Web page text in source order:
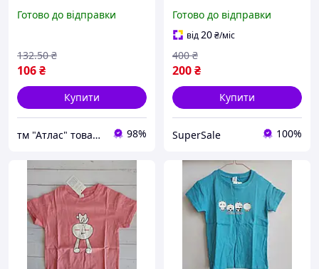
Готово до відправки
106₴
132.50 ₴
Купити
тм "Атлас" товари від виробника 98%
Готово до відправки
від20₴/міс
200₴
400 ₴
Купити
SuperSale 100%